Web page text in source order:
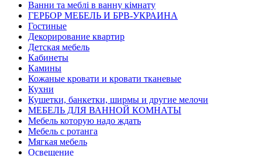
Ванни та меблі в ванну кімнату
ГЕРБОР МЕБЕЛЬ И БРВ-УКРАИНА
Гостиные
Декорирование квартир
Детская мебель
Кабинеты
Камины
Кожаные кровати и кровати тканевые
Кухни
Кушетки, банкетки, ширмы и другие мелочи
МЕБЕЛЬ ДЛЯ ВАННОЙ КОМНАТЫ
Мебель которую надо ждать
Мебель с ротанга
Мягкая мебель
Освещение